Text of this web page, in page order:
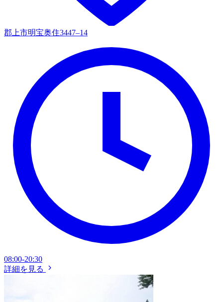
郡上市明宝奥住3447–14
08:00-20:30
詳細を見る